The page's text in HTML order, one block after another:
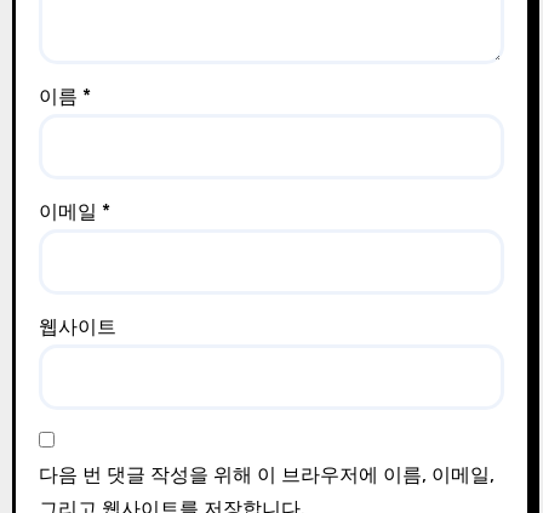
이름 *
이메일 *
웹사이트
다음 번 댓글 작성을 위해 이 브라우저에 이름, 이메일,